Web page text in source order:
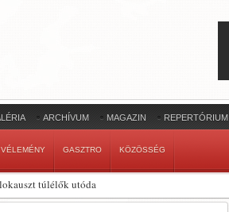
ARCHÍVUM MAGAZIN REPERTÓRIUM
VÉLEMÉNY GASZTRO KÖZÖSSÉG
túlélők utóda